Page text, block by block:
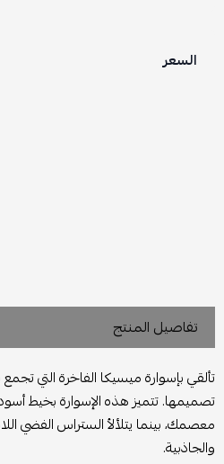
السعر
تفاصيل المنتج
تألقي بإسوارة ميسيكا الفاخرة التي تجمع
تصميمها. تتميز هذه الإسوارة بخيط
معصمك، بينما يتلألأ الستراس الفضي
والجاذبية.